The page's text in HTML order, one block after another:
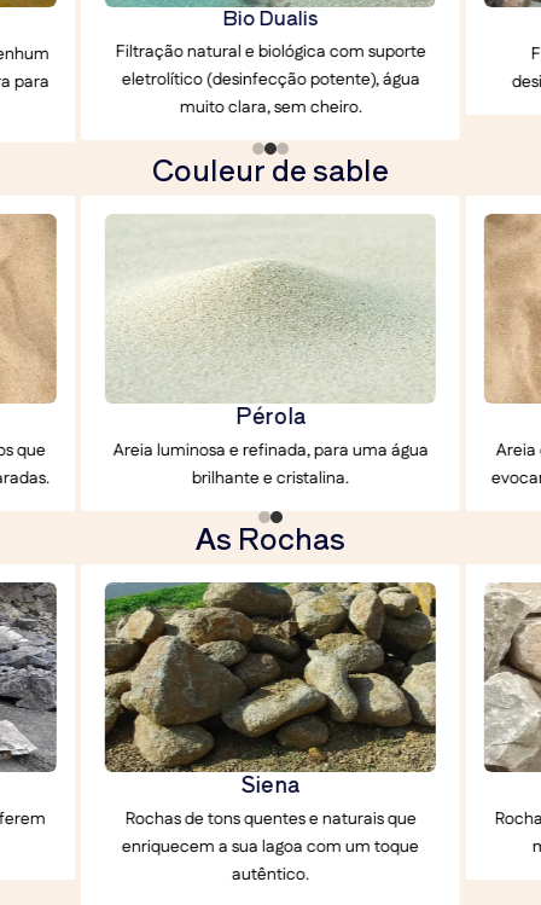
Bio Hydrox
Filtração por eletrólise com sal,
desinfecção muito potente e rápida.
Couleur de sable
água
Duna Dourada
Areia quente com reflexos dourados que
evocam as mais belas praias ensolaradas.
Areia
As Rochas
que
Enseada
Rochas de tons claros e naturais que dão
mais luminosidade à sua lagoa.